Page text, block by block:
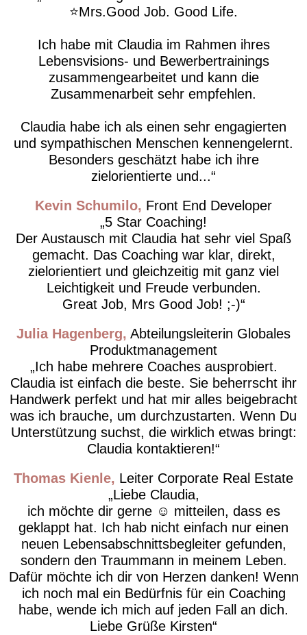
⭐️Mrs.Good Job. Good Life.
Ich habe mit Claudia im Rahmen ihres
Lebensvisions- und Bewerbertrainings
zusammengearbeitet und kann die
Zusammenarbeit sehr empfehlen.
Claudia habe ich als einen sehr engagierten
und sympathischen Menschen kennengelernt.
Besonders geschätzt habe ich ihre
zielorientierte und...
Kevin Schumilo Front End Developer
5 Star Coaching!
Der Austausch mit Claudia hat sehr viel Spaß
gemacht. Das Coaching war klar, direkt,
zielorientiert und gleichzeitig mit ganz viel
Leichtigkeit und Freude verbunden.
Great Job, Mrs Good Job! ;-)
Julia Hagenberg Abteilungsleiterin Globales
Produktmanagement
Ich habe mehrere Coaches ausprobiert.
Claudia ist einfach die beste. Sie beherrscht ihr
Handwerk perfekt und hat mir alles beigebracht
was ich brauche, um durchzustarten. Wenn Du
Unterstützung suchst, die wirklich etwas bringt:
Claudia kontaktieren!
Thomas Kienle Leiter Corporate Real Estate
Liebe Claudia,
ich möchte dir gerne ☺️ mitteilen, dass es
geklappt hat. Ich hab nicht einfach nur einen
neuen Lebensabschnittsbegleiter gefunden,
sondern den Traummann in meinem Leben.
Dafür möchte ich dir von Herzen danken! Wenn
ich noch mal ein Bedürfnis für ein Coaching
habe, wende ich mich auf jeden Fall an dich.
Liebe Grüße Kirsten